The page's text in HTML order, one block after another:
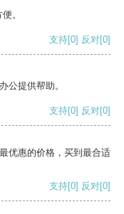
。
支持[0] 反对[0]
公提供帮助。
支持[0] 反对[0]
优惠的价格，买到最合适
支持[0] 反对[0]